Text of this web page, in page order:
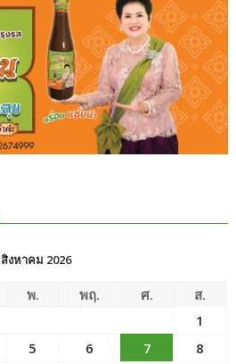
สิงหาคม 2026
พ. พฤ. ศ.
ส.
1
5 6 7
8